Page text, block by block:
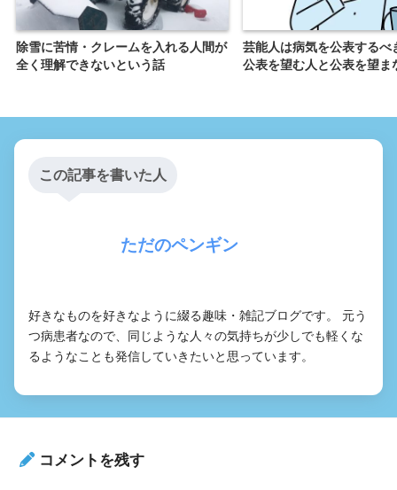
除雪に苦情・クレームを入れる人間が
全く理解できないという話
芸能人は病気を公表するべ
公表を望む人と公表を望ま
この記事を書いた人
ただのペンギン
好きなものを好きなように綴る趣味・雑記ブログです。 元う
つ病患者なので、同じような人々の気持ちが少しでも軽くな
るようなことも発信していきたいと思っています。
コメントを残す